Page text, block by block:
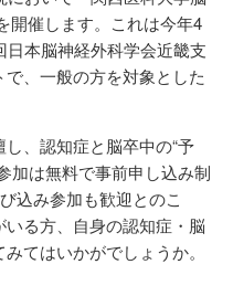
開催します。これは今年4
本脳神経外科学会近畿支
、一般の方を対象とした
、認知症と脳卒中の“予
加は無料で事前申し込み制
込み参加も歓迎とのこ
る方、自身の認知症・脳
てはいかがでしょうか。